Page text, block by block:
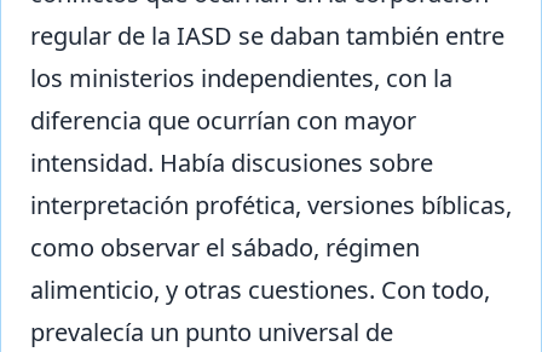
regular de la IASD se daban también entre
los ministerios independientes, con la
diferencia que ocurrían con mayor
intensidad. Había discusiones sobre
interpretación profética, versiones bíblicas,
como observar el sábado, régimen
alimenticio, y otras cuestiones. Con todo,
prevalecía un punto universal de